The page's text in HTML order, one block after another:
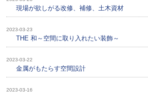
現場が欲しがる改修、補修、土木資材
2023-03-23
THE 和～空間に取り入れたい装飾～
2023-03-22
金属がもたらす空間設計
2023-03-16